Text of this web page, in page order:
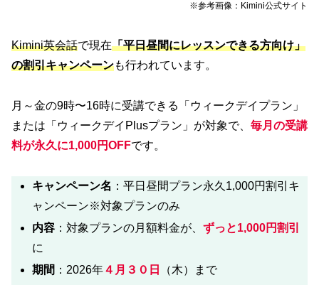
※参考画像：Kimini公式サイト
Kimini英会話で現在「平日昼間にレッスンできる方向け」
の割引キャンペーンも行われています。
月～金の9時〜16時に受講できる「ウィークデイプラン」
または「ウィークデイPlusプラン」が対象で、 毎月の受講
料が永久に1,000円OFFです。
キャンペーン名 ：平日昼間プラン永久1,000円割引キ
ャンペーン※対象プランのみ
内容 ：対象プランの月額料金が、ずっと1,000円割引
に
期間 ：2026年４月３０日
（木）まで